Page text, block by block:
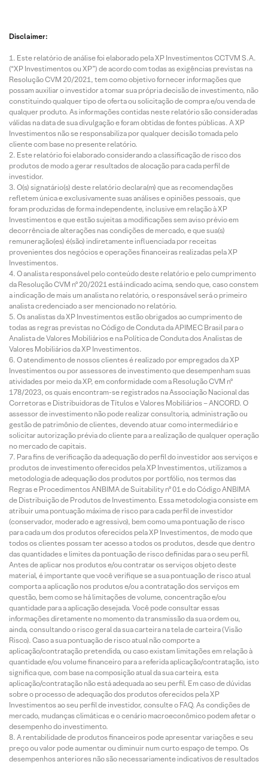
Disclaimer:
Este relatório de análise foi elaborado pela XP Investimentos CCTVM S.A.
(“XP Investimentos ou XP”) de acordo com todas as exigências previstas na
Resolução CVM 20/2021, tem como objetivo fornecer informações que
possam auxiliar o investidor a tomar sua própria decisão de investimento, não
constituindo qualquer tipo de oferta ou solicitação de compra e/ou venda de
qualquer produto. As informações contidas neste relatório são consideradas
válidas na data de sua divulgação e foram obtidas de fontes públicas. A XP
Investimentos não se responsabiliza por qualquer decisão tomada pelo
cliente com base no presente relatório.
Este relatório foi elaborado considerando a classificação de risco dos
produtos de modo a gerar resultados de alocação para cada perfil de
investidor.
O(s) signatário(s) deste relatório declara(m) que as recomendações
refletem única e exclusivamente suas análises e opiniões pessoais, que
foram produzidas de forma independente, inclusive em relação à XP
Investimentos e que estão sujeitas a modificações sem aviso prévio em
decorrência de alterações nas condições de mercado, e que sua(s)
remuneração(es) é(são) indiretamente influenciada por receitas
provenientes dos negócios e operações financeiras realizadas pela XP
Investimentos.
O analista responsável pelo conteúdo deste relatório e pelo cumprimento
da Resolução CVM nº 20/2021 está indicado acima, sendo que, caso constem
a indicação de mais um analista no relatório, o responsável será o primeiro
analista credenciado a ser mencionado no relatório.
Os analistas da XP Investimentos estão obrigados ao cumprimento de
todas as regras previstas no Código de Conduta da APIMEC Brasil para o
Analista de Valores Mobiliários e na Política de Conduta dos Analistas de
Valores Mobiliários da XP Investimentos.
O atendimento de nossos clientes é realizado por empregados da XP
Investimentos ou por assessores de investimento que desempenham suas
atividades por meio da XP, em conformidade com a Resolução CVM nº
178/2023, os quais encontram-se registrados na Associação Nacional das
Corretoras e Distribuidoras de Títulos e Valores Mobiliários – ANCORD. O
assessor de investimento não pode realizar consultoria, administração ou
gestão de patrimônio de clientes, devendo atuar como intermediário e
solicitar autorização prévia do cliente para a realização de qualquer operação
no mercado de capitais.
Para fins de verificação da adequação do perfil do investidor aos serviços e
produtos de investimento oferecidos pela XP Investimentos, utilizamos a
metodologia de adequação dos produtos por portfólio, nos termos das
Regras e Procedimentos ANBIMA de Suitability nº 01 e do Código ANBIMA
de Distribuição de Produtos de Investimento. Essa metodologia consiste em
atribuir uma pontuação máxima de risco para cada perfil de investidor
(conservador, moderado e agressivo), bem como uma pontuação de risco
para cada um dos produtos oferecidos pela XP Investimentos, de modo que
todos os clientes possam ter acesso a todos os produtos, desde que dentro
das quantidades e limites da pontuação de risco definidas para o seu perfil.
Antes de aplicar nos produtos e/ou contratar os serviços objeto deste
material, é importante que você verifique se a sua pontuação de risco atual
comporta a aplicação nos produtos e/ou a contratação dos serviços em
questão, bem como se há limitações de volume, concentração e/ou
quantidade para a aplicação desejada. Você pode consultar essas
informações diretamente no momento da transmissão da sua ordem ou,
ainda, consultando o risco geral da sua carteira na tela de carteira (Visão
Risco). Caso a sua pontuação de risco atual não comporte a
aplicação/contratação pretendida, ou caso existam limitações em relação à
quantidade e/ou volume financeiro para a referida aplicação/contratação, isto
significa que, com base na composição atual da sua carteira, esta
aplicação/contratação não está adequada ao seu perfil. Em caso de dúvidas
sobre o processo de adequação dos produtos oferecidos pela XP
Investimentos ao seu perfil de investidor, consulte o FAQ. As condições de
mercado, mudanças climáticas e o cenário macroeconômico podem afetar o
desempenho do investimento.
A rentabilidade de produtos financeiros pode apresentar variações e seu
preço ou valor pode aumentar ou diminuir num curto espaço de tempo. Os
desempenhos anteriores não são necessariamente indicativos de resultados